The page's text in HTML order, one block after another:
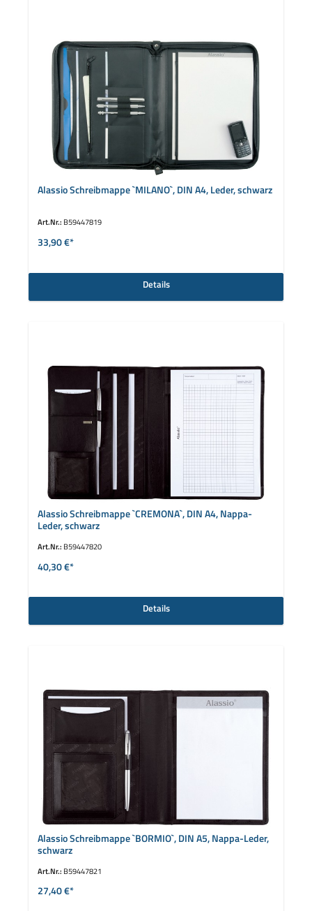
Alassio Schreibmappe `MILANO`, DIN A4, Leder, schwarz
Art.Nr.: B59447819
33,90 €*
Details
Alassio Schreibmappe `CREMONA`, DIN A4, Nappa-
Leder, schwarz
Art.Nr.: B59447820
40,30 €*
Details
Alassio Schreibmappe `BORMIO`, DIN A5, Nappa-Leder,
schwarz
Art.Nr.: B59447821
27,40 €*